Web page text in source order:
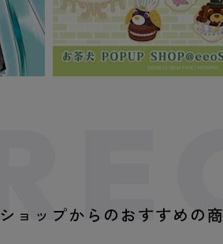
ショップからのおすすめの